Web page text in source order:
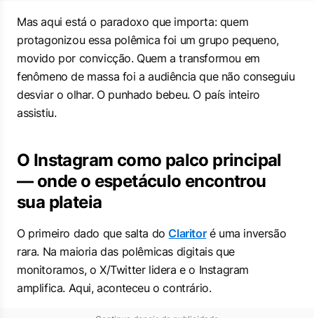
Mas aqui está o paradoxo que importa: quem
protagonizou essa polêmica foi um grupo pequeno,
movido por convicção. Quem a transformou em
fenômeno de massa foi a audiência que não conseguiu
desviar o olhar. O punhado bebeu. O país inteiro
assistiu.
O Instagram como palco principal
— onde o espetáculo encontrou
sua plateia
O primeiro dado que salta doClaritoré uma inversão
rara. Na maioria das polêmicas digitais que
monitoramos, o X/Twitter lidera e o Instagram
amplifica. Aqui, aconteceu o contrário.